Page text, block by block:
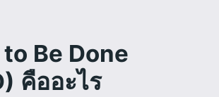
to Be Done
คืออะไร